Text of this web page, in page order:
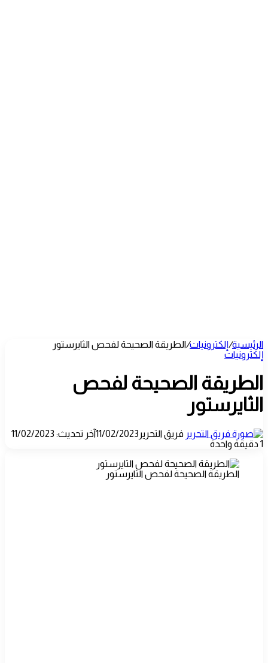
الرئيسية/إلكترونيات/الطريقة الصحيحة لفحص الثايرستور
إلكترونيات
الطريقة الصحيحة لفحص
الثايرستور
فريق التحرير 11/02/2023آخر تحديث: 11/02/2023
1دقيقة واحدة
الطريقة الصحيحة لفحص الثايرستور